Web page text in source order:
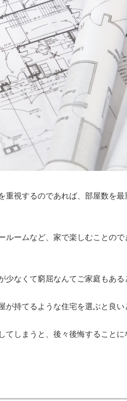
視するのであれば、部屋数を最
ルームなど、家で楽しむことの
なくて窮屈なんてご家庭もある
持てるような住宅を選ぶと良い
しまうと、後々後悔することに